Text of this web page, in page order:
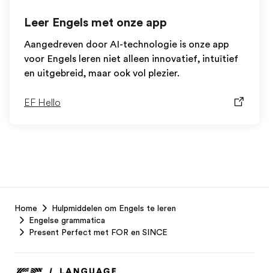
Leer Engels met onze app
Aangedreven door AI-technologie is onze app
voor Engels leren niet alleen innovatief, intuïtief
en uitgebreid, maar ook vol plezier.
EF Hello
Footer
Home
Hulpmiddelen om Engels te leren
Engelse grammatica
Present Perfect met FOR en SINCE